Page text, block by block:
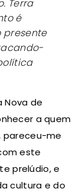
Terra
é
presente
Nova de
a quem
pareceu-me
este
prelúdio, e
cultura e do